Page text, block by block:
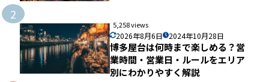
2
5,258 views
2026年8月6日 2024年10月28日
博多屋台は何時まで楽しめる？営
業時間・営業日・ルールをエリア
別にわかりやすく解説